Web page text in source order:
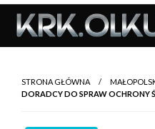
Skip
content
STRONA GŁÓWNA
DORADCY DO SPRAW OCHRONY